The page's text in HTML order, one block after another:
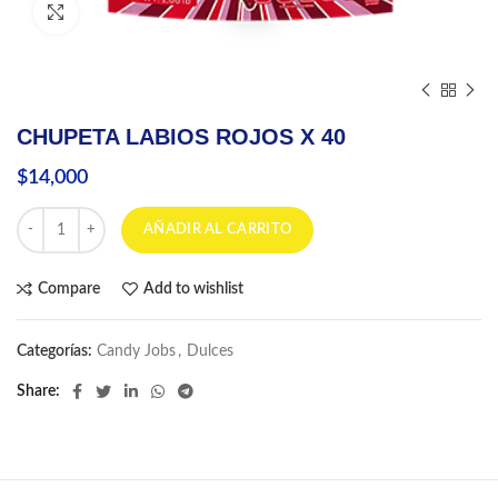
Click to enlarge
CHUPETA LABIOS ROJOS X 40
$14,000
CHUPETA LABIOS ROJOS X 40 cantidad
AÑADIR AL CARRITO
Compare Add to wishlist
Categorías: Candy Jobs , Dulces
Share